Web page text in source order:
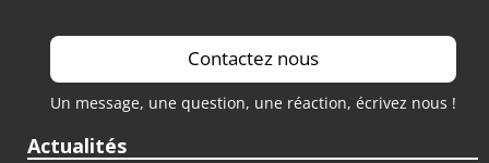
Contactez nous
Un message, une question, une réaction, écrivez nous !
Actualités